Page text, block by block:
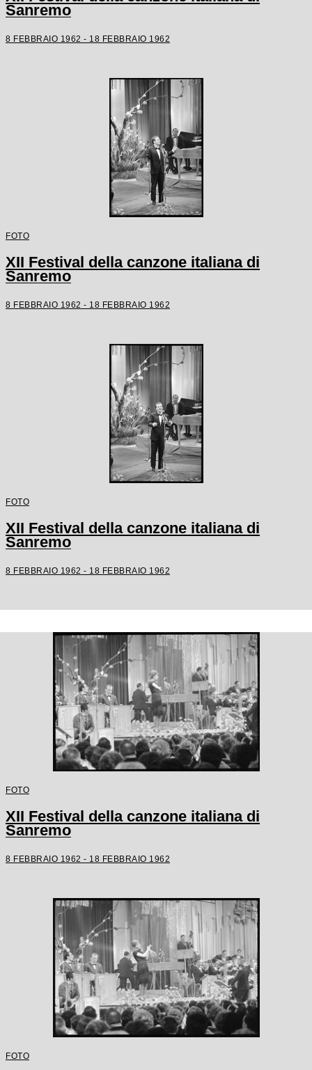
Sanremo
8 FEBBRAIO 1962 - 18 FEBBRAIO 1962
FOTO
XII Festival della canzone italiana di
Sanremo
8 FEBBRAIO 1962 - 18 FEBBRAIO 1962
FOTO
XII Festival della canzone italiana di
Sanremo
8 FEBBRAIO 1962 - 18 FEBBRAIO 1962
FOTO
XII Festival della canzone italiana di
Sanremo
8 FEBBRAIO 1962 - 18 FEBBRAIO 1962
FOTO